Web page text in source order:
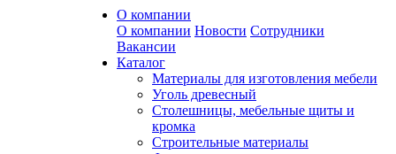
О компании
О компании Новости Сотрудники
Вакансии
Каталог
Материалы для изготовления мебели
Уголь древесный
Столешницы, мебельные щиты и
кромка
Строительные материалы